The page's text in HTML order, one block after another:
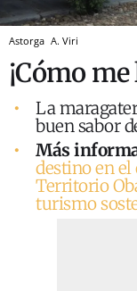
Astorga A. Viri
¡Cómo
La
buen sabor
Más
destino en
Territorio
turismo